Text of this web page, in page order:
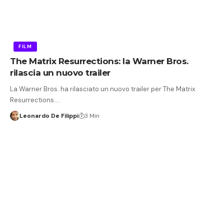
FILM
The Matrix Resurrections: la Warner Bros.
rilascia un nuovo trailer
La Warner Bros. ha rilasciato un nuovo trailer per The Matrix
Resurrections.…
Leonardo De Filippi 3 Min